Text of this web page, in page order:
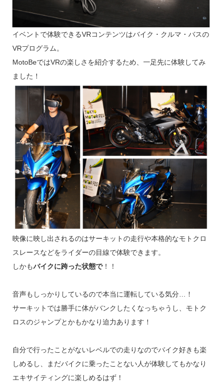
イベントで体験できるVRコンテンツはバイク・クルマ・バスの
VRプログラム。
MotoBeではVRの楽しさを紹介するため、一足先に体験してみ
ました！
映像に映し出されるのはサーキットの走行や本格的なモトクロ
スレースなどをライダーの目線で体験できます。
しかもバイクに跨った状態で！！
音声もしっかりしているので本当に運転している気分…！
サーキットでは勝手に体がバンクしたくなっちゃうし、モトク
ロスのジャンプとかもかなり迫力あります！
自分で行ったことがないレベルでの走りなのでバイク好きも楽
しめるし、まだバイクに乗ったことない人が体験してもかなり
エキサイティングに楽しめるはず！